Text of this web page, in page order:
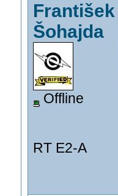
František
Šohajda
Offline
RT E2-A